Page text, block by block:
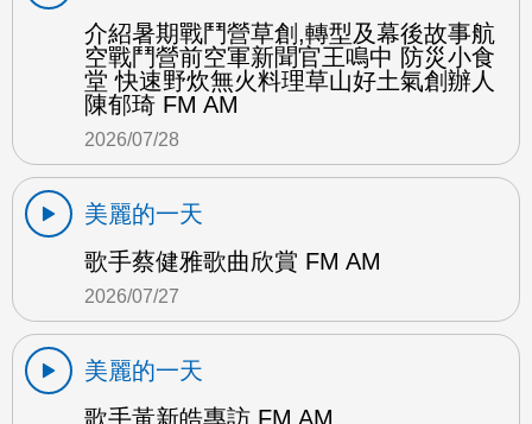
介紹暑期戰鬥營草創,轉型及幕後故事航
空戰鬥營前空軍新聞官王鳴中 防災小食
堂 快速野炊無火料理草山好土氣創辦人
陳郁琦 FM AM
2026/07/28
美麗的一天
歌手蔡健雅歌曲欣賞 FM AM
2026/07/27
美麗的一天
歌手黃新皓專訪 FM AM